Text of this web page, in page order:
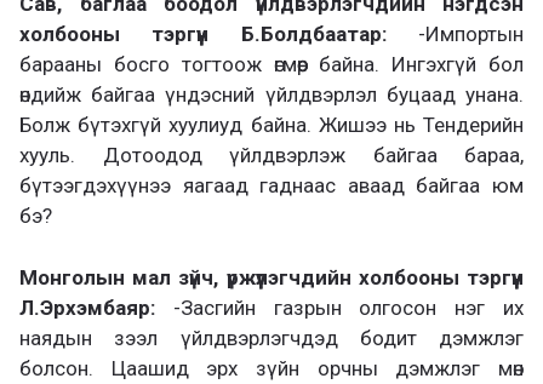
холбооны тэргүүн Б.Болдбаатар:-Импортын
барааны босго тогтоож өгмөөр байна. Ингэхгүй бол
өндийж байгаа үндэсний үйлдвэрлэл буцаад унана.
Болж бүтэхгүй хуулиуд байна. Жишээ нь Тендерийн
хууль. Дотоодод үйлдвэрлэж байгаа бараа,
бүтээгдэхүүнээ яагаад гаднаас аваад байгаа юм
бэ?
Монголын мал зүйч, үржүүлэгчдийн холбооны тэргүүн
Л.Эрхэмбаяр: -Засгийн газрын олгосон нэг их
наядын зээл үйлдвэрлэгчдэд бодит дэмжлэг
болсон. Цаашид эрх зүйн орчны дэмжлэг мөн